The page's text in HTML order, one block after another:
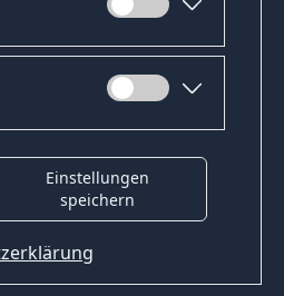
Einstellungen
speichern